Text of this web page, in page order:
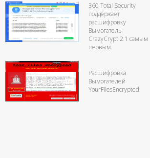
360 Total Security
поддержает
расшифровку
Вымогатель
CrazyCrypt 2.1 самым
первым
Расшифровка
Вымогателей
YourFilesEncrypted